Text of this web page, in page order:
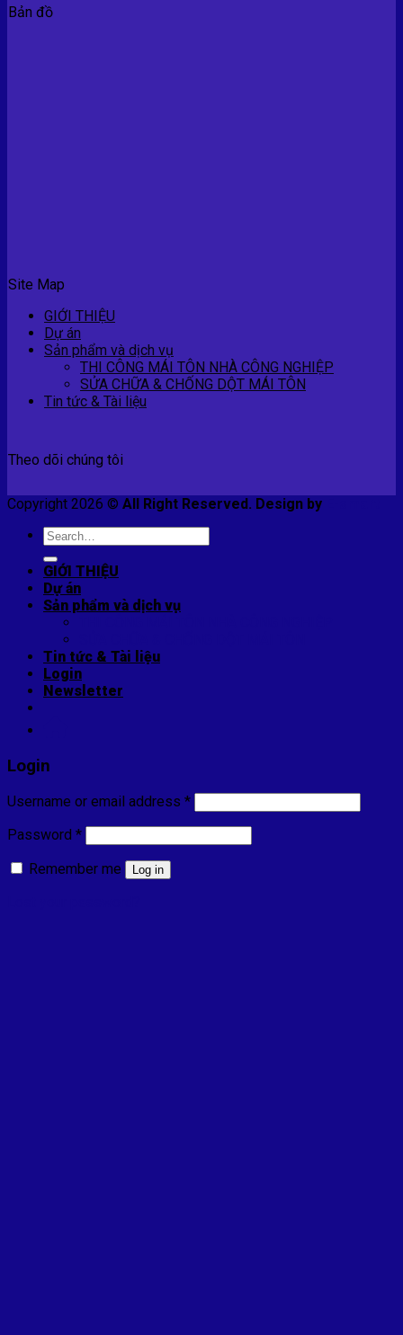
Bản đồ
Site Map
GIỚI THIỆU
Dự án
Sản phẩm và dịch vụ
THI CÔNG MÁI TÔN NHÀ CÔNG NGHIỆP
SỬA CHỮA & CHỐNG DỘT MÁI TÔN
Tin tức & Tài liệu
Theo dõi chúng tôi
Copyright 2026 © All Right Reserved. Design by
Search
GIỚI THIỆU
Dự án
Sản phẩm và dịch vụ
Tin tức & Tài liệu
Login
Newsletter
Login
Username or email address *
Password *
Remember me
Log in